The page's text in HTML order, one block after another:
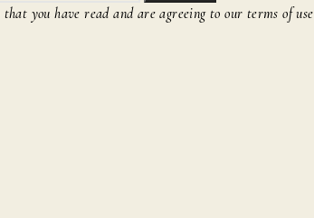
you have read and are agreeing to our terms of